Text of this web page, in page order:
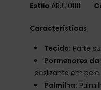
Estilo ARJL101111
Características
Tecido: Parte
Pormenores
deslizante em
Palmilha: